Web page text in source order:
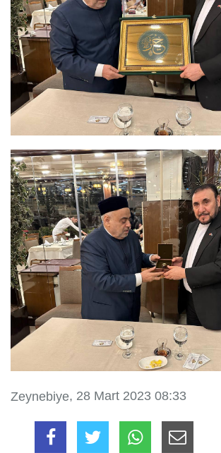
Zeynebiye, 28 Mart 2023 08:33